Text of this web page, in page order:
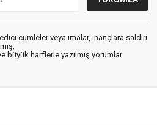
cümleler veya imalar, inançlara saldırı
büyük harflerle yazılmış yorumlar